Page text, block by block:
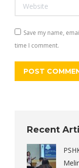
Website
Save my name,
time I comment.
POST
Recent